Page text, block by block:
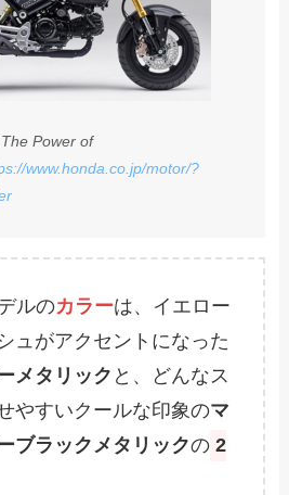
Power of
www.honda.co.jp/motor/?
ルのカラーは、イエロー
ュがアクセントになった
メタリック と、どんなス
やすいクールな印象のマ
ブラックメタリックの 2